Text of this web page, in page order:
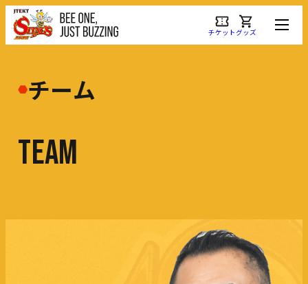
チケットグッズ
チーム
TEAM